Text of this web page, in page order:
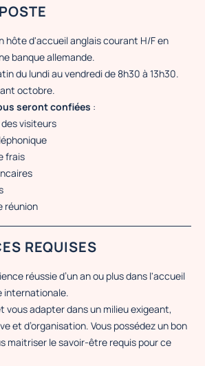
hôte d'accueil anglais courant H/F en
banque allemande.
du lundi au vendredi de 8h30 à 13h30.
octobre.
seront confiées :
visiteurs
frais
réunion
REQUISES
réussie d’un an ou plus dans l'accueil
internationale.
vous adapter dans un milieu exigeant,
et d’organisation. Vous possédez un bon
maitriser le savoir-être requis pour ce